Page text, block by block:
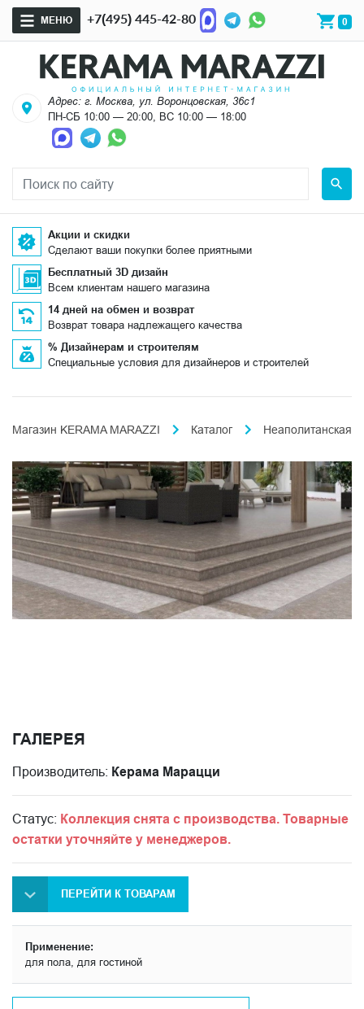
МЕНЮ +7(495) 445-42-80 0
Адрес: г. Москва, ул. Воронцовская, 36с1
ПН-СБ 10:00 — 20:00, ВС 10:00 — 18:00
Акции и скидки
Сделают ваши покупки более приятными
Бесплатный 3D дизайн
Всем клиентам нашего магазина
14 дней на обмен и возврат
Возврат товара надлежащего качества
% Дизайнерам и строителям
Специальные условия для дизайнеров и строителей
Магазин KERAMA MARAZZI Каталог Неаполитанская
ГАЛЕРЕЯ
Производитель: Керама Марацци
Статус: Коллекция снята с производства. Товарные
остатки уточняйте у менеджеров.
ПЕРЕЙТИ К ТОВАРАМ
Применение:
для пола, для гостиной